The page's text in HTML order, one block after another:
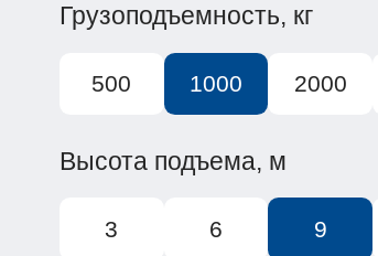
Грузоподъемность, кг
500 1000 2000
Высота подъема, м
3 6 9